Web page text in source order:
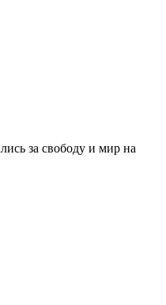
за свободу и мир на